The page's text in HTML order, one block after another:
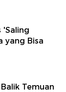
'Saling
yang Bisa
Temuan